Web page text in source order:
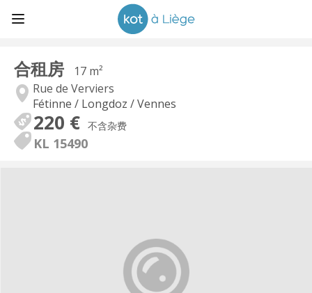
合租房
17 m²
Rue de Verviers
Fétinne / Longdoz / Vennes
220 € 不含杂费
KL 15490